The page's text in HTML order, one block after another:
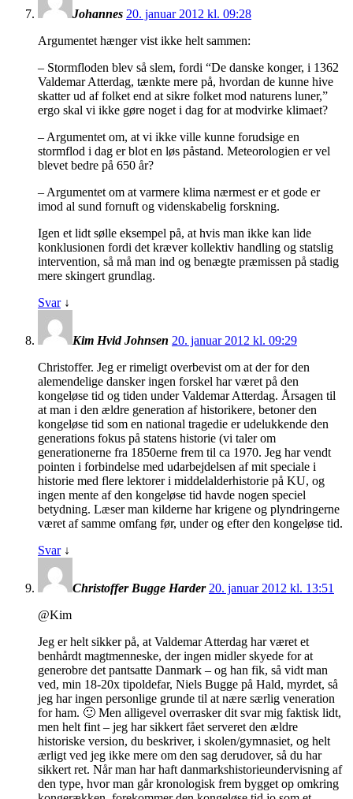
Johannes 20. januar 2012 kl. 09:28
Argumentet hænger vist ikke helt sammen:
– Stormfloden blev så slem, fordi “De danske konger, i 1362
Valdemar Atterdag, tænkte mere på, hvordan de kunne hive
skatter ud af folket end at sikre folket mod naturens luner,”
ergo skal vi ikke gøre noget i dag for at modvirke klimaet?
– Argumentet om, at vi ikke ville kunne forudsige en
stormflod i dag er blot en løs påstand. Meteorologien er vel
blevet bedre på 650 år?
– Argumentet om at varmere klima nærmest er et gode er
imod al sund fornuft og videnskabelig forskning.
Igen et lidt sølle eksempel på, at hvis man ikke kan lide
konklusionen fordi det kræver kollektiv handling og statslig
intervention, så må man ind og benægte præmissen på stadig
mere skingert grundlag.
Svar ↓
Kim Hvid Johnsen 20. januar 2012 kl. 09:29
Christoffer. Jeg er rimeligt overbevist om at der for den
alemendelige dansker ingen forskel har været på den
kongeløse tid og tiden under Valdemar Atterdag. Årsagen til
at man i den ældre generation af historikere, betoner den
kongeløse tid som en national tragedie er udelukkende den
generations fokus på statens historie (vi taler om
generationerne fra 1850erne frem til ca 1970. Jeg har vendt
pointen i forbindelse med udarbejdelsen af mit speciale i
historie med flere lektorer i middelalderhistorie på KU, og
ingen mente af den kongeløse tid havde nogen speciel
betydning. Læser man kilderne har krigene og plyndringerne
været af samme omfang før, under og efter den kongeløse tid.
Svar ↓
Christoffer Bugge Harder 20. januar 2012 kl. 13:51
@Kim
Jeg er helt sikker på, at Valdemar Atterdag har været et
benhårdt magtmenneske, der ingen midler skyede for at
generobre det pantsatte Danmark – og han fik, så vidt man
ved, min 18-20x tipoldefar, Niels Bugge på Hald, myrdet, så
jeg har ingen personlige grunde til at nære særlig veneration
for ham. 🙂 Men alligevel overrasker dit svar mig faktisk lidt,
men helt fint – jeg har sikkert fået serveret den ældre
historiske version, du beskriver, i skolen/gymnasiet, og helt
ærligt ved jeg ikke mere om den sag derudover, så du har
sikkert ret. Når man har haft danmarkshistorieundervisning af
den type, hvor man går kronologisk frem bygget op omkring